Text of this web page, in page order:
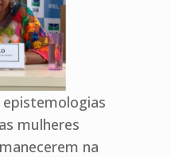
mulheres
na